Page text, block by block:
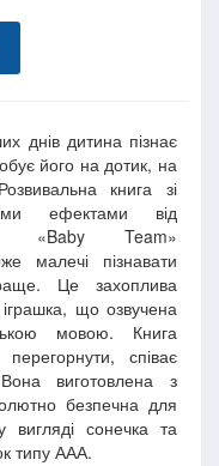
днів дитина пізнає
його на дотик, на
книга зі
ефектами від
«Baby Team»
малечі пізнавати
Це захоплива
що озвучена
мовою. Книга
співає
виготовлена з
безпечна для
вигляді сонечка та
типу ААА.